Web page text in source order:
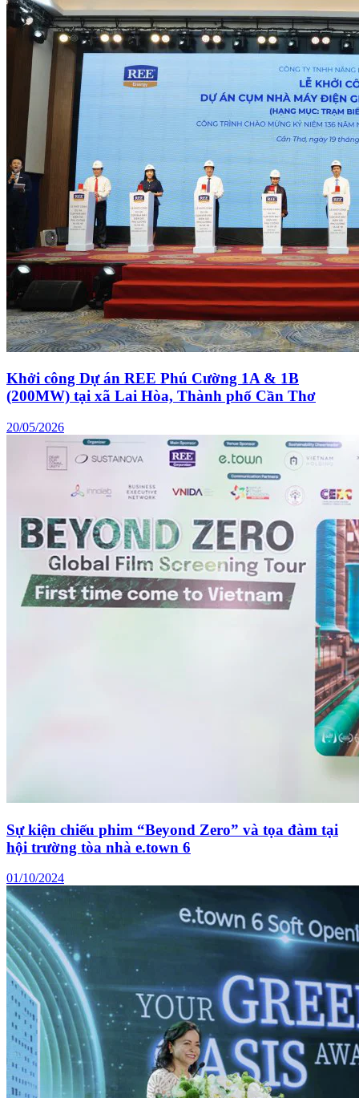
XEM TẤT CẢ
20
Tháng 05
Khởi công Dự án REE Phú Cường 1A & 1B
(200MW) tại xã Lai Hòa, Thành phố Cần Thơ
Xem thêm
Tháng 10
Sự kiện chiếu phim “Beyond Zero” và tọa đàm tại
hội trường tòa nhà e.town 6
Tháng 06
Khai trương tòa nhà e.town 6
Xem thêm
XEM TẤT CẢ